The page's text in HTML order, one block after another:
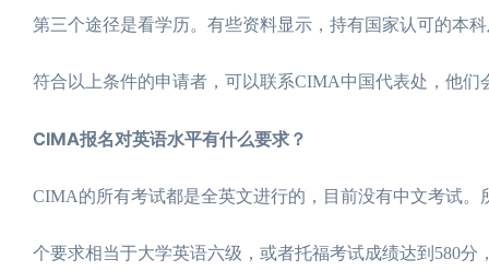
第三个途径是看学历。有些资料显示，持有国家认可的本
符合以上条件的申请者，可以联系CIMA中国代表处，他
CIMA报名对英语水平有什么要求？
CIMA的所有考试都是全英文进行的，目前没有中文考试
个要求相当于大学英语六级，或者托福考试成绩达到580